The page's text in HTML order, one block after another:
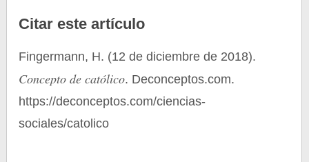
Citar este artículo
Fingermann, H. (12 de diciembre de 2018).
Concepto de católico. Deconceptos.com.
https://deconceptos.com/ciencias-
sociales/catolico